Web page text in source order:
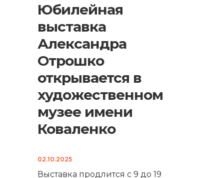
Юбилейная
выставка
Александра
Отрошко
открывается в
художественном
музее имени
Коваленко
02.10.2025
Выставка продлится с 9 до 19